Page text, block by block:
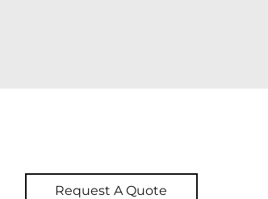
Request A Quote